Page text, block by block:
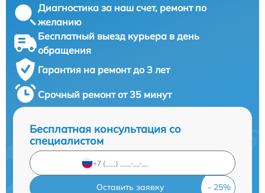
Диагностика за наш счет, ремонт по
желанию
Бесплатный выезд курьера в день
обращения
Гарантия на ремонт до 3 лет
Срочный ремонт от 35 минут
Бесплатная консультация со
специалистом
Оставить заявку